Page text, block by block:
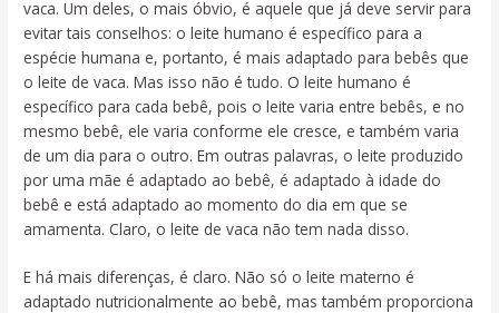
vaca. Um deles, o mais óbvio, é aquele que já deve servir para
evitar tais conselhos: o leite humano é específico para a
espécie humana e, portanto, é mais adaptado para bebês que
o leite de vaca. Mas isso não é tudo. O leite humano é
específico para cada bebê, pois o leite varia entre bebês, e no
mesmo bebê, ele varia conforme ele cresce, e também varia
de um dia para o outro. Em outras palavras, o leite produzido
por uma mãe é adaptado ao bebê, é adaptado à idade do
bebê e está adaptado ao momento do dia em que se
amamenta. Claro, o leite de vaca não tem nada disso.
E há mais diferenças, é claro. Não só o leite materno é
adaptado nutricionalmente ao bebê, mas também proporciona